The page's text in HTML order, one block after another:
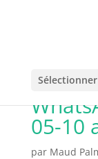
05-10
par Maud